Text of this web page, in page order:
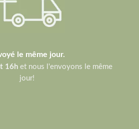
le même jour.
16h et nous l'envoyons le même
jour!